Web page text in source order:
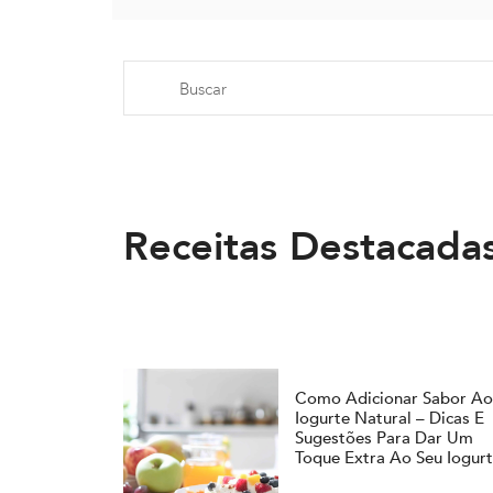
Receitas
Como Adicionar Sabor Ao
Iogurte Natural – Dicas E
Sugestões Para Dar Um
Toque Extra Ao Seu